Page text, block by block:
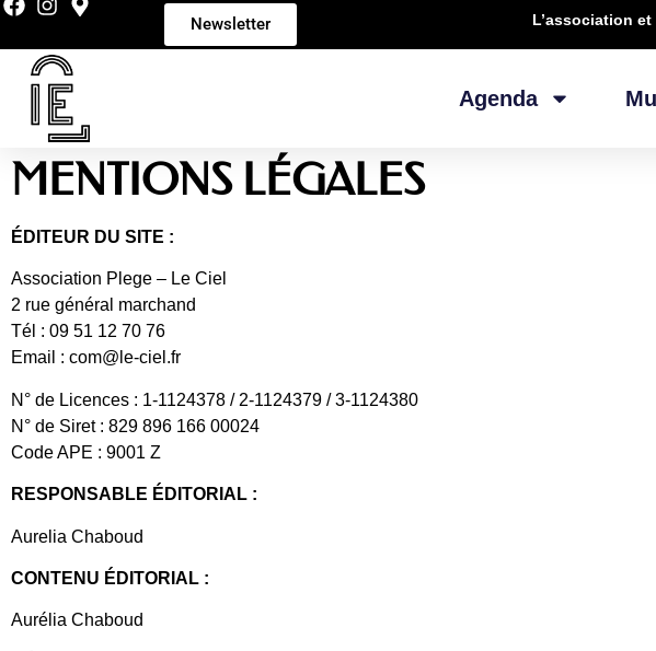
Newsletter L’association
Agenda
MENTIONS LÉGALES
ÉDITEUR DU SITE :
Association Plege – Le Ciel
2 rue général marchand
Tél : 09 51 12 70 76
Email : com@le-ciel.fr
N° de Licences : 1-1124378 / 2-1124379 / 3-1124380
N° de Siret : 829 896 166 00024
Code APE : 9001 Z
RESPONSABLE ÉDITORIAL :
Aurelia Chaboud
CONTENU ÉDITORIAL :
Aurélia Chaboud